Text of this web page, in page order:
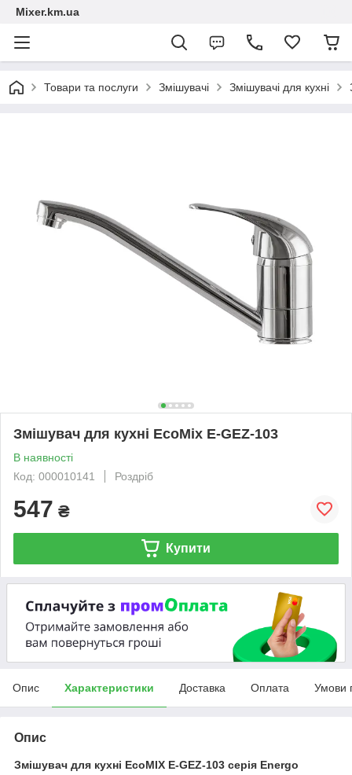
Mixer.km.ua
Товари та послуги Змішувачі Змішувачі для кухні
Змішувач для кухні EcoMix E-GEZ-103
В наявності
Код: 000010141
Роздріб
547 ₴
Купити
Опис Характеристики Доставка Оплата Умови
Опис
Змішувач для кухні EcoMIX E-GEZ-103 серія Energo